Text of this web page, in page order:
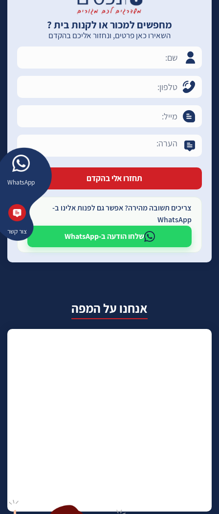
WhatsApp
צור קשר
מחפשים למכור או לקנות בית ?
השאירו כאן פרטים, ונחזור אליכם בהקדם
צריכים תשובה מהירה? אפשר גם לפנות אלינו ב-
WhatsApp
שלחו הודעה ב-WhatsApp
אנחנו על המפה